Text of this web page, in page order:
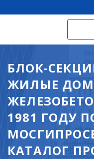
БЛОК-
ЖИЛЫЕ
1981 ГОДУ
КАТАЛОГ